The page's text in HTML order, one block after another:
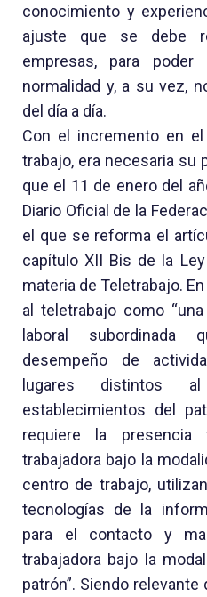
conocimiento y
ajuste que se debe
empresas, para
normalidad y, a su vez,
del día a día.
Con el incremento en
trabajo, era necesaria su
que el 11 de enero del
Diario Oficial de la
el que se reforma el
capítulo XII Bis de la
materia de Teletrabajo.
al teletrabajo como
laboral
desempeño de
lugares distintos
establecimientos del
requiere la
trabajadora bajo la
centro de trabajo,
tecnologías de la
para el contacto y
trabajadora bajo la
patrón”. Siendo